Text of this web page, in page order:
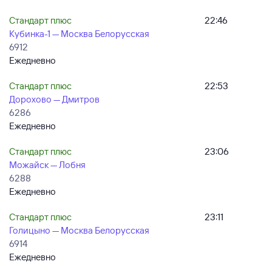
Стандарт плюс
Кубинка-1 — Москва Белорусская
6912
Ежедневно
22:46
Стандарт плюс
Дорохово — Дмитров
6286
Ежедневно
22:53
Стандарт плюс
Можайск — Лобня
6288
Ежедневно
23:06
Стандарт плюс
Голицыно — Москва Белорусская
6914
Ежедневно
23:11